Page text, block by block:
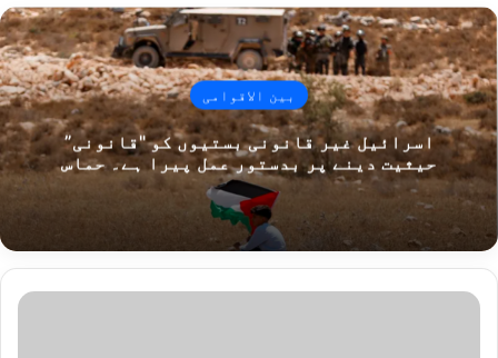
بین الاقوامی
اسرائیل غیر قانونی بستیوں کو "قانونی”
حیثیت دینے پر بدستور عمل پیرا ہے۔ حماس